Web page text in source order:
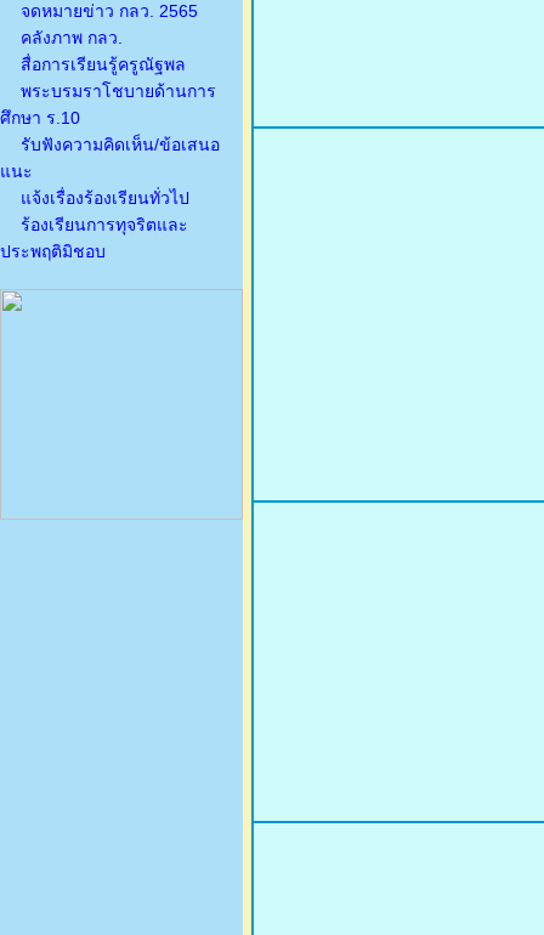
จดหมายข่าว กลว. 2565
คลังภาพ กลว.
สื่อการเรียนรู้ครูณัฐพล
พระบรมราโชบายด้านการ
ศึกษา ร.10
รับฟังความคิดเห็น/ข้อเสนอ
แนะ
แจ้งเรื่องร้องเรียนทั่วไป
ร้องเรียนการทุจริตและ
ประพฤติมิชอบ